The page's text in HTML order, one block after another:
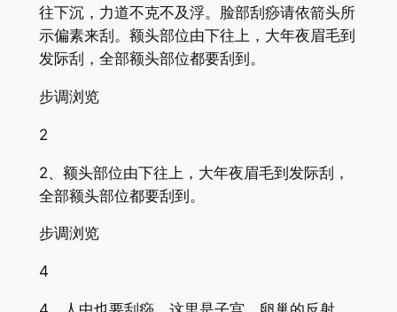
往下沉，力道不克不及浮。脸部刮痧请依箭头所
示偏素来刮。额头部位由下往上，大年夜眉毛到
发际刮，全部额头部位都要刮到。
步调浏览
2
2、额头部位由下往上，大年夜眉毛到发际刮，
全部额头部位都要刮到。
步调浏览
4